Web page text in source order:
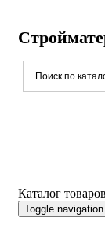
Каталог товаров
Toggle navigation